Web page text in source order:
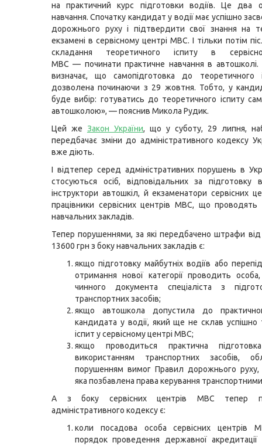
на практичний курс підготовки водіїв. Це два
навчання. Спочатку кандидат у водії має успішно
дорожнього руху і підтвердити свої знання на
екзамені в сервісному центрі МВС. І тільки потім
складання теоретичного іспиту в
МВС — починати практичне навчання в автошколі.
визначає, що самопідготовка до теоретичного
дозволена починаючи з 29 жовтня. Тобто, у
буде вибір: готуватись до теоретичного іспиту
автошколою», — пояснив Микола Рудик.
Цей же Закон України, що у суботу, 29 липня,
передбачає зміни до адміністративного кодексу
вже діють.
І відтепер серед адміністративних порушень в
стосуються осіб, відповідальних за підготовку
інструктори автошкіл, й екзаменатори сервісних
працівники сервісних центрів МВС, що проводять
навчальних закладів.
Тепер порушеннями, за які передбачено штрафи
13600 грн з боку навчальних закладів є:
якщо підготовку майбутніх водіїв або
отримання нової категорії проводить
чинного документа спеціаліста з
транспортних засобів;
якщо автошкола допустила до
кандидата у водії, який ще не склав успішно
іспит у сервісному центрі МВС;
якщо проводиться практична
використанням транспортних засобів,
порушенням вимог Правил дорожнього
яка позбавлена права керування
А з боку сервісних центрів МВС тепер
адміністративного кодексу є:
коли посадова особа сервісних центрів
порядок проведення державної акредитації